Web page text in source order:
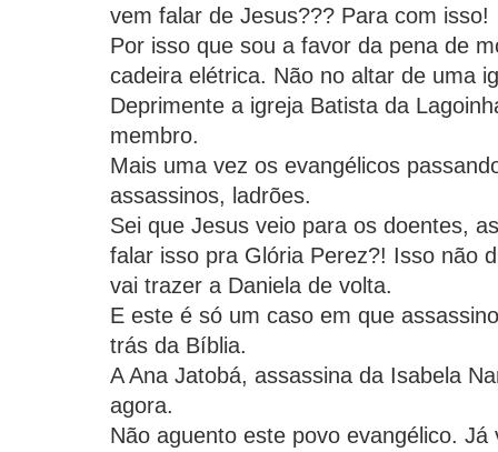
vem falar de Jesus??? Para com isso!
Por isso que sou a favor da pena de
cadeira elétrica. Não no altar de uma
Deprimente a igreja Batista da
membro.
Mais uma vez os evangélicos
assassinos, ladrões.
Sei que Jesus veio para os doentes,
falar isso pra Glória Perez?! Isso não
vai trazer a Daniela de volta.
E este é só um caso em que
trás da Bíblia.
A Ana Jatobá, assassina da Isabela
agora.
Não aguento este povo evangélico.